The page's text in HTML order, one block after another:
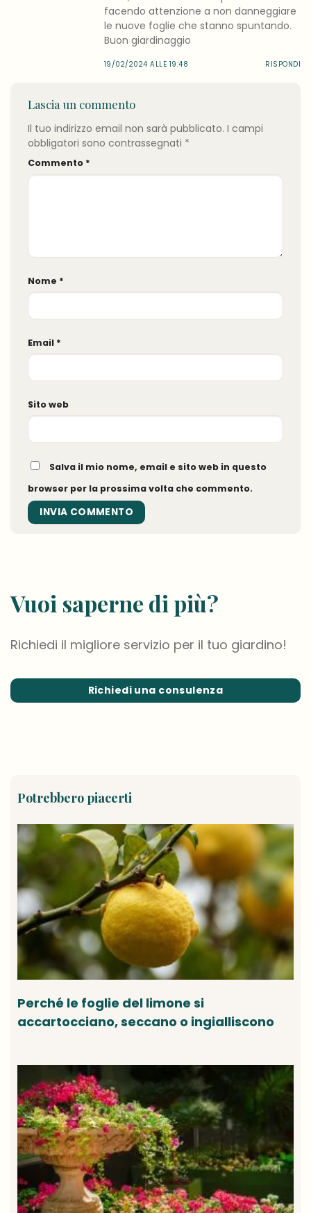
facendo attenzione a non danneggiare
le nuove foglie che stanno spuntando.
Buon giardinaggio
19/02/2024 ALLE 19:48 RISPONDI
Lascia un commento
Il tuo indirizzo email non sarà pubblicato. I campi
obbligatori sono contrassegnati *
Commento *
Nome *
Email *
Sito web
Salva il mio nome, email e sito web in questo
browser per la prossima volta che commento.
Vuoi saperne di più?
Richiedi il migliore servizio per il tuo giardino!
Richiedi una consulenza
Potrebbero piacerti
Perché le foglie del limone si
accartocciano, seccano o ingialliscono